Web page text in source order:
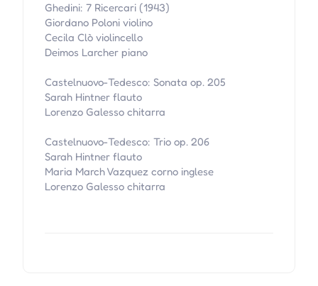
Ghedini: 7 Ricercari (1943)
Giordano Poloni violino
Cecila Clò violincello
Deimos Larcher piano
Castelnuovo-Tedesco: Sonata op. 205
Sarah Hintner flauto
Lorenzo Galesso chitarra
Castelnuovo-Tedesco: Trio op. 206
Sarah Hintner flauto
Maria March Vazquez corno inglese
Lorenzo Galesso chitarra